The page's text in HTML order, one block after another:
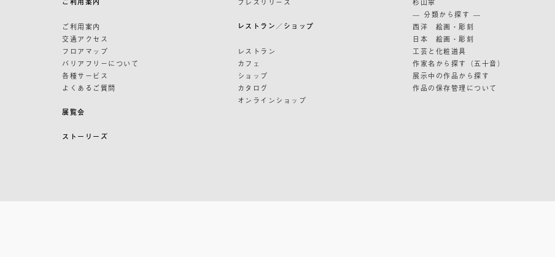
ご利用案内
交通アクセス
フロアマップ
バリアフリーについて
各種サービス
よくあるご質問
展覧会
ストーリーズ
レストラン／ショップ
レストラン
カフェ
ショップ
カタログ
オンラインショップ
— 分類から探す —
西洋 絵画・彫刻
日本 絵画・彫刻
工芸と化粧道具
作家名から探す（五十音）
展示中の作品から探す
作品の保存管理について